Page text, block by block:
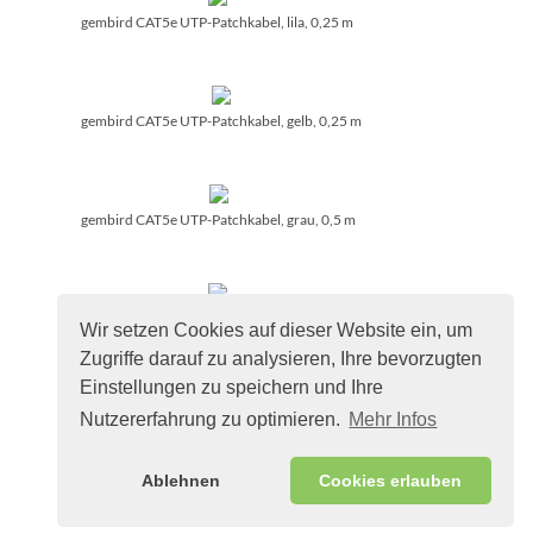
Wir setzen Cookies auf dieser Website ein, um
Zugriffe darauf zu analysieren, Ihre bevorzugten
Einstellungen zu speichern und Ihre
Nutzererfahrung zu optimieren. Mehr Infos
Ablehnen Cookies erlauben
gembird CAT5e UTP-Patchkabel, lila, 0,25 m
gembird CAT5e UTP-Patchkabel, gelb, 0,25 m
gembird CAT5e UTP-Patchkabel, grau, 0,5 m
gembird CAT5e UTP-Patchkabel, schwarz, 0,5 m